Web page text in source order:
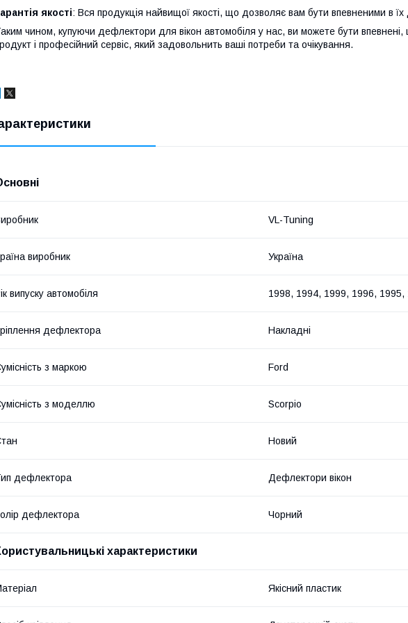
якості: Вся продукція найвищої якості, що дозволяє вам бути впевненими в їх
чином, купуючи дефлектори для вікон автомобіля у нас, ви можете бути впевнені,
і професійний сервіс, який задовольнить ваші потреби та очікування.
VL-Tuning
виробник Україна
випуску автомобіля 1998, 1994, 1999, 1996, 1995,
дефлектора Накладні
з маркою Ford
з моделлю Scorpio
Новий
дефлектора Дефлектори вікон
дефлектора Чорний
характеристики
Якісний пластик